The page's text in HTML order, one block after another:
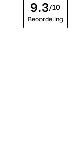
9.3/10
Beoordeling